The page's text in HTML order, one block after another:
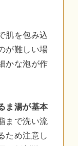
肌を包み込
が難しい場
かな泡が作
ま湯が基本
まで洗い流
ため注意し